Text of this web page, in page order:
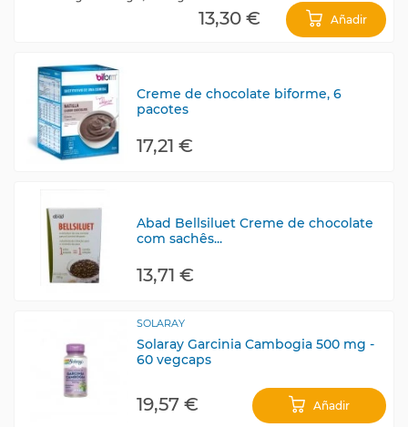
13,30 € Añadir
Creme de chocolate biforme, 6
pacotes
17,21 €
Abad Bellsiluet Creme de chocolate
com sachês...
13,71 €
SOLARAY
Solaray Garcinia Cambogia 500 mg -
60 vegcaps
19,57 € Añadir